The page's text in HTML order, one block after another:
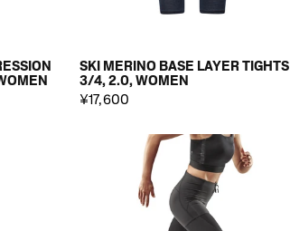
SKI MERINO BASE LAYER TIGHTS
3/4, 2.0, WOMEN
¥17,600